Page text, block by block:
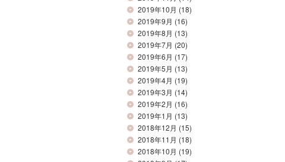
2019年10月 (18)
2019年9月 (16)
2019年8月 (13)
2019年7月 (20)
2019年6月 (17)
2019年5月 (13)
2019年4月 (19)
2019年3月 (14)
2019年2月 (16)
2019年1月 (13)
2018年12月 (15)
2018年11月 (18)
2018年10月 (19)